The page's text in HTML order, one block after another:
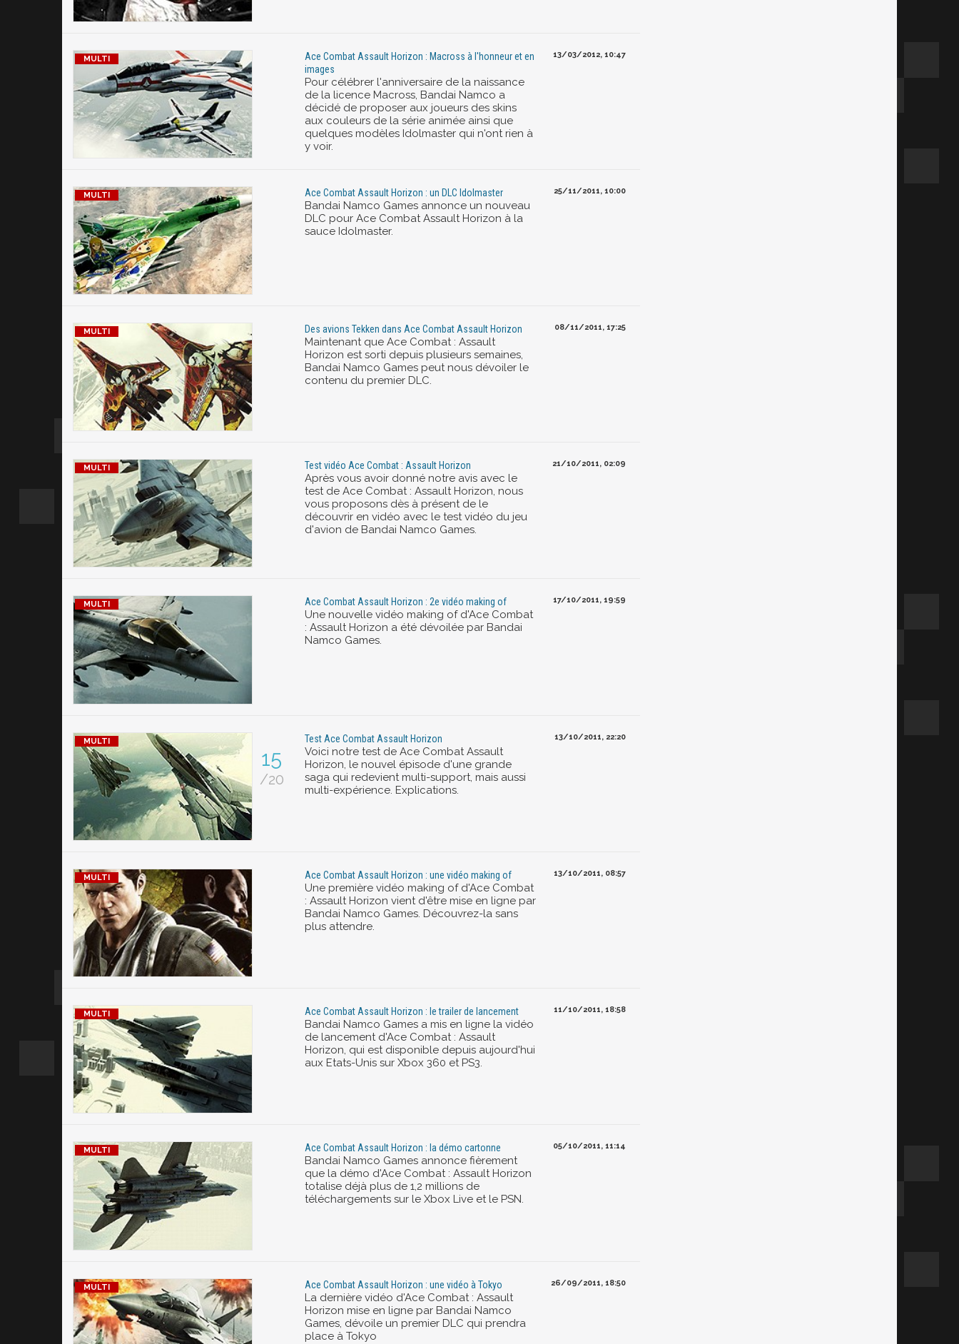
Ace Combat Assault Horizon : Macross à l'honneur et en
images
Pour célébrer l'anniversaire de la naissance
de la licence Macross, Bandai Namco a
décidé de proposer aux joueurs des skins
aux couleurs de la série animée ainsi que
quelques modèles Idolmaster qui n'ont rien à
y voir.
13/03/2012, 10:47
Ace Combat Assault Horizon : un DLC Idolmaster
Bandai Namco Games annonce un nouveau
DLC pour Ace Combat Assault Horizon à la
sauce Idolmaster.
25/11/2011, 10:00
Des avions Tekken dans Ace Combat Assault Horizon
Maintenant que Ace Combat : Assault
Horizon est sorti depuis plusieurs semaines,
Bandai Namco Games peut nous dévoiler le
contenu du premier DLC.
08/11/2011, 17:25
Test vidéo Ace Combat : Assault Horizon
Après vous avoir donné notre avis avec le
test de Ace Combat : Assault Horizon, nous
vous proposons dès à présent de le
découvrir en vidéo avec le test vidéo du jeu
d'avion de Bandai Namco Games.
21/10/2011, 02:09
Ace Combat Assault Horizon : 2e vidéo making of
Une nouvelle vidéo making of d'Ace Combat
: Assault Horizon a été dévoilée par Bandai
Namco Games.
17/10/2011, 19:59
15
/20
Test Ace Combat Assault Horizon
Voici notre test de Ace Combat Assault
Horizon, le nouvel épisode d'une grande
saga qui redevient multi-support, mais aussi
multi-expérience. Explications.
13/10/2011, 22:20
Ace Combat Assault Horizon : une vidéo making of
Une première vidéo making of d'Ace Combat
: Assault Horizon vient d'être mise en ligne par
Bandai Namco Games. Découvrez-la sans
plus attendre.
13/10/2011, 08:57
Ace Combat Assault Horizon : le trailer de lancement
Bandai Namco Games a mis en ligne la vidéo
de lancement d'Ace Combat : Assault
Horizon, qui est disponible depuis aujourd'hui
aux Etats-Unis sur Xbox 360 et PS3.
11/10/2011, 18:58
Ace Combat Assault Horizon : la démo cartonne
Bandai Namco Games annonce fièrement
que la démo d'Ace Combat : Assault Horizon
totalise déjà plus de 1,2 millions de
téléchargements sur le Xbox Live et le PSN.
05/10/2011, 11:14
Ace Combat Assault Horizon : une vidéo à Tokyo
La dernière vidéo d'Ace Combat : Assault
Horizon mise en ligne par Bandai Namco
Games, dévoile un premier DLC qui prendra
place à Tokyo
26/09/2011, 18:50